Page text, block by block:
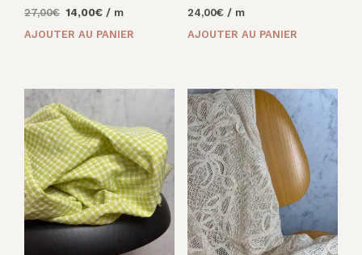
27,00€ Le
14,00€Le/ m
AJOUTER AU PANIER
24,00€ / m
AJOUTER AU PANIER